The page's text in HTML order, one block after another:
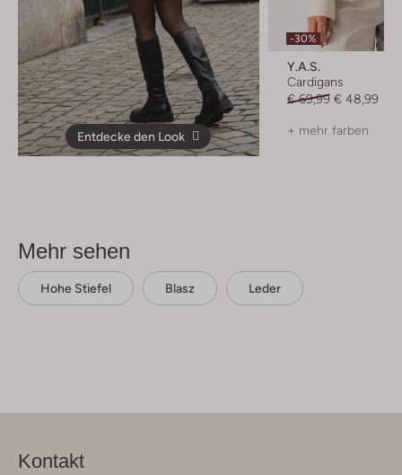
Entdecke den Look
-30%
Y.a.s.
Cardigans
€ 69,99 € 48,99
+ mehr farben
Mehr sehen
Hohe Stiefel Blasz Leder
Kontakt